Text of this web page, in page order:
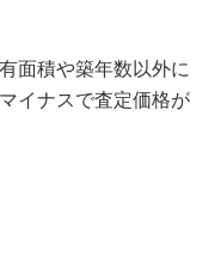
面積や築年数以外に
イナスで査定価格が